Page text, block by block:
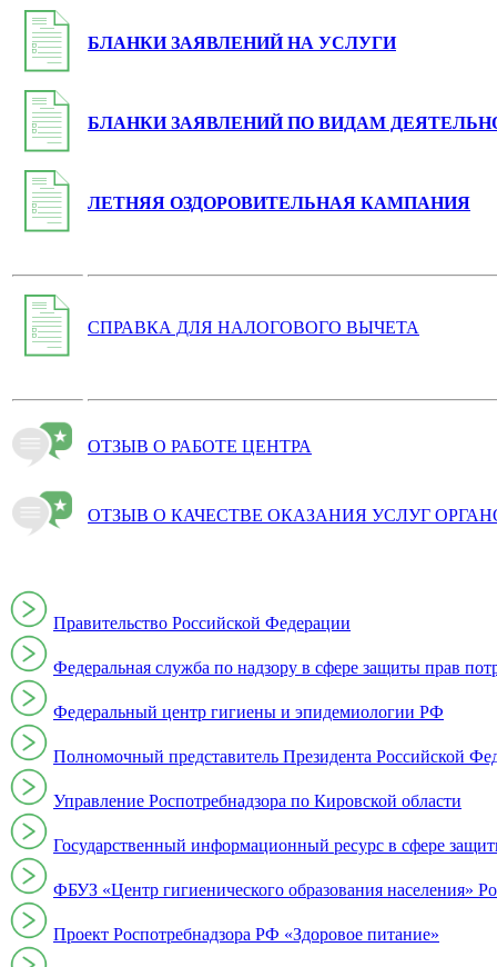
БЛАНКИ ЗАЯВЛЕНИЙ НА УСЛУГИ
БЛАНКИ ЗАЯВЛЕНИЙ ПО ВИДАМ
ЛЕТНЯЯ ОЗДОРОВИТЕЛЬНАЯ КАМПАНИЯ
СПРАВКА ДЛЯ НАЛОГОВОГО ВЫЧЕТА
ОТЗЫВ О РАБОТЕ ЦЕНТРА
ОТЗЫВ О КАЧЕСТВЕ ОКАЗАНИЯ УСЛУГ
Правительство Российской Федерации
Федеральная служба по надзору в сфере защиты прав
Федеральный центр гигиены и эпидемиологии РФ
Полномочный представитель Президента Российской
Управление Роспотребнадзора по Кировской области
Государственный информационный ресурс в сфере
ФБУЗ «Центр гигиенического образования населения»
Проект Роспотребнадзора РФ «Здоровое питание»